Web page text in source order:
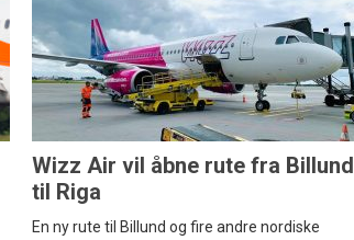
Wizz Air vil åbne rute fra Billund
til Riga
En ny rute til Billund og fire andre nordiske